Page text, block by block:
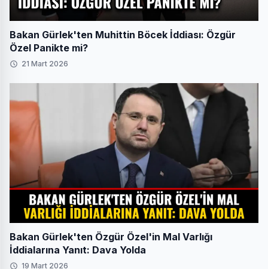
Bakan Gürlek'ten Muhittin Böcek İddiası: Özgür
Özel Panikte mi?
21 Mart 2026
Bakan Gürlek'ten Özgür Özel'in Mal Varlığı
İddialarına Yanıt: Dava Yolda
19 Mart 2026